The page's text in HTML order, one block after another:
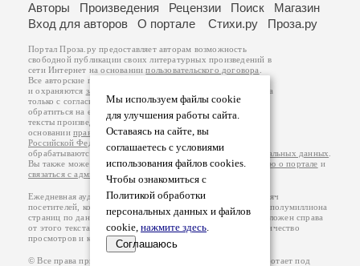
Мы используем файлы cookie
для улучшения работы сайта.
Оставаясь на сайте, вы
соглашаетесь с условиями
использования файлов cookies.
Чтобы ознакомиться с
Политикой обработки
персональных данных и файлов
cookie, нажмите здесь.
Соглашаюсь
Авторы Произведения Рецензии Поиск
Магазин
Вход для авторов
О портале Стихи.ру Проза.ру
Портал Проза.ру предоставляет авторам возможность
свободной публикации своих литературных произведений в
сети Интернет на основаниипользовательского договора
Все авторские права на произведения принадлежат авторам
и охраняются законом
. Перепечатка произведений возможна
только с согласия его автора, к которому вы можете
обратиться на его авторской странице. Ответственность за
тексты произведений авторы несут самостоятельно на
основанииправил публикацииизаконодательства
Российской Федерации
обрабатываются на основанииПолитики обработки персональных данных
Вы также можете посмотреть более подробнуюинформацию о портале и
связаться с администрацией
Ежедневная аудитория портала Проза.ру – порядка 100 тысяч
посетителей, которые в общей сумме просматривают более полумиллиона
страниц по данным счетчика посещаемости, который расположен справа
от этого текста. В каждой графе указано по две цифры: количество
просмотров и количество посетителей.
© Все права принадлежат авторам, 2000-2026. Портал работает под